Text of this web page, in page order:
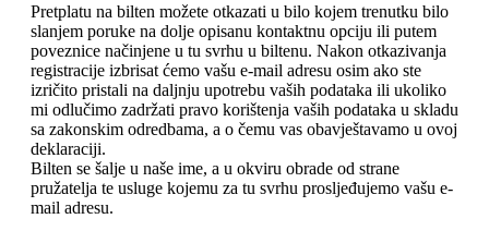
Pretplatu na bilten možete otkazati u bilo kojem trenutku bilo
slanjem poruke na dolje opisanu kontaktnu opciju ili putem
poveznice načinjene u tu svrhu u biltenu. Nakon otkazivanja
registracije izbrisat ćemo vašu e-mail adresu osim ako ste
izričito pristali na daljnju upotrebu vaših podataka ili ukoliko
mi odlučimo zadržati pravo korištenja vaših podataka u skladu
sa zakonskim odredbama, a o čemu vas obavještavamo u ovoj
deklaraciji.
Bilten se šalje u naše ime, a u okviru obrade od strane
pružatelja te usluge kojemu za tu svrhu prosljeđujemo vašu e-
mail adresu.